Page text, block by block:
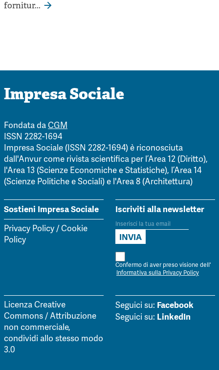
fornitur...
Impresa Sociale
Fondata daCGM
ISSN 2282-1694
Impresa Sociale (ISSN 2282-1694) è riconosciuta
dall'Anvur come rivista scientifica per l’Area 12 (Diritto),
l'Area 13 (Scienze Economiche e Statistiche), l’Area 14
(Scienze Politiche e Sociali) e l'Area 8 (Architettura)
Sostieni Impresa Sociale
Privacy Policy/Cookie
Policy
Iscriviti alla newsletter
Confermo di aver preso visione dell'
Informativa sulla Privacy Policy
Licenza Creative
Commons / Attribuzione
non commerciale,
condividi allo stesso modo
3.0
Seguici su: Facebook
Seguici su: LinkedIn